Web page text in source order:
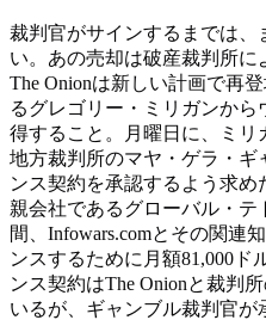
裁判官がサインするまでは、
い。あの売却は破産裁判所に
The Onionは新しい計画で再
るグレゴリー・ミリガンか
得すること。月曜日に、ミ
地方裁判所のマヤ・ゲラ・
ンス契約を承認するよう求め
親会社であるグローバル・テ
間、Infowars.comとその関連
ンスするために月額81,000ド
ンス契約はThe Onionと裁判
いるが、ギャンブル裁判官が